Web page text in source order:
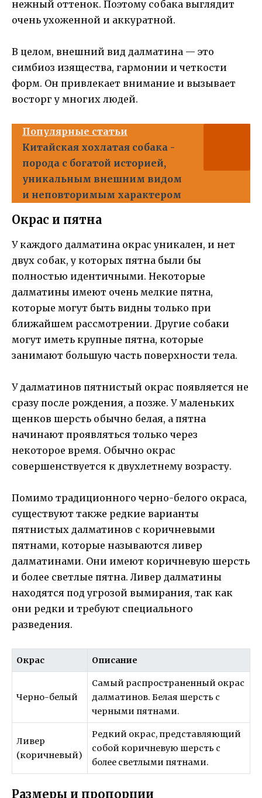
нежный оттенок. Поэтому собака выглядит
очень ухоженной и аккуратной.
В целом, внешний вид далматина — это
симбиоз изящества, гармонии и четкости
форм. Он привлекает внимание и вызывает
восторг у многих людей.
Популярные статьи
Китайская хохлатая собака -
порода с богатой историей,
уникальным внешним видом
и неповторимым характером
Окрас и пятна
У каждого далматина окрас уникален, и нет
двух собак, у которых пятна были бы
полностью идентичными. Некоторые
далматины имеют очень мелкие пятна,
которые могут быть видны только при
ближайшем рассмотрении. Другие собаки
могут иметь крупные пятна, которые
занимают большую часть поверхности тела.
У далматинов пятнистый окрас появляется не
сразу после рождения, а позже. У маленьких
щенков шерсть обычно белая, а пятна
начинают проявляться только через
некоторое время. Обычно окрас
совершенствуется к двухлетнему возрасту.
Помимо традиционного черно-белого окраса,
существуют также редкие варианты
пятнистых далматинов с коричневыми
пятнами, которые называются ливер
далматинами. Они имеют коричневую шерсть
и более светлые пятна. Ливер далматины
находятся под угрозой вымирания, так как
они редки и требуют специального
разведения.
Окрас Описание
Черно-белый
Самый распространенный окрас
далматинов. Белая шерсть с
черными пятнами.
Ливер
(коричневый)
Редкий окрас, представляющий
собой коричневую шерсть с
более светлыми пятнами.
Размеры и пропорции